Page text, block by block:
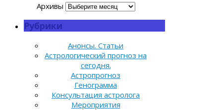
Архивы
Рубрики
Анонсы. Статьи
Астрологический прогноз на
сегодня.
Астропрогноз
Генограмма
Консультация астролога
Мероприятия